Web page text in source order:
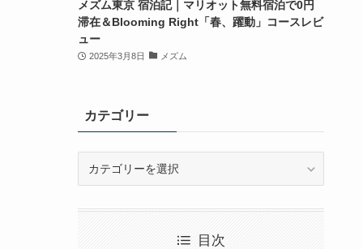
メズム東京 宿泊記｜マリオット無料宿泊で0円
滞在＆Blooming Right「春、躍動」コースレビ
ュー
2025年3月8日 メズム
カテゴリー
リ
目次